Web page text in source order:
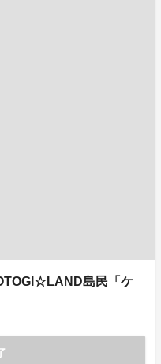
島民「ケ